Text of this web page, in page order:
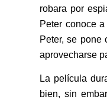
robara por
Peter conoce
Peter, se pone
aprovecharse
La película
bien, sin